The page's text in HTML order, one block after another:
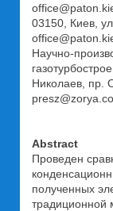
03150, Киев,
Научно-
Николаев, пр.
Abstract
Проведен
полученных
традиционной